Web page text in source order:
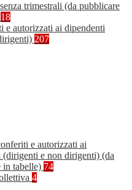
trimestrali (da pubblicare
18
e autorizzati ai dipendenti
207
e autorizzati ai
(dirigenti e non dirigenti) (da
in tabelle) 74
4